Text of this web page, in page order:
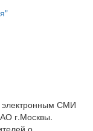
электронным СМИ
г.Москвы.
о